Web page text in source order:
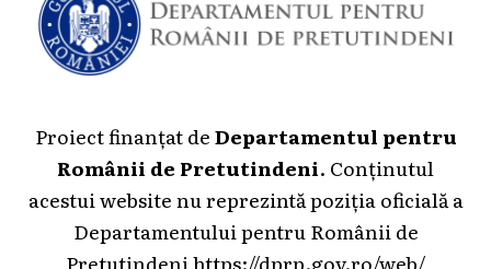
Proiect finanțat deDepartamentul pentru
Românii de Pretutindeni. Conținutul
acestui website nu reprezintă poziția oficială a
Departamentului pentru Românii de
Pretutindeni https://dprp.gov.ro/web/